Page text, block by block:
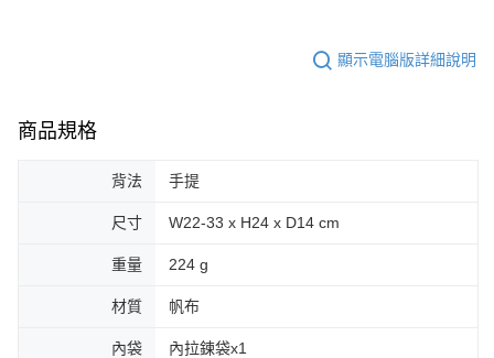
顯示電腦版詳細說明
商品規格
背法 手提
尺寸 W22-33 x H24 x D14 cm
重量 224 g
材質 帆布
內袋 內拉鍊袋x1